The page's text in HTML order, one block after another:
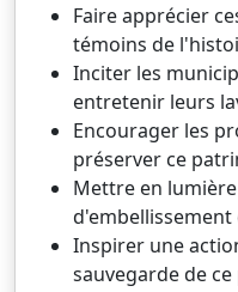
Faire apprécier
témoins de
Inciter les
entretenir leurs
Encourager les
préserver ce
Mettre en
d'embellissement
Inspirer une
sauvegarde de